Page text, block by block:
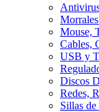
Mouse,
Cables,
USB y
Discos
Redes,
Sillas